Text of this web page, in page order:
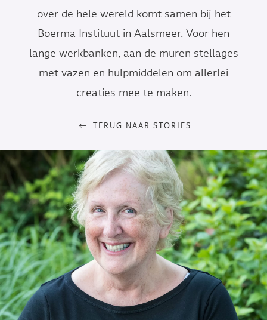
over de hele wereld komt samen bij het
Boerma Instituut in Aalsmeer. Voor hen
lange werkbanken, aan de muren stellages
met vazen en hulpmiddelen om allerlei
creaties mee te maken.
TERUG NAAR STORIES